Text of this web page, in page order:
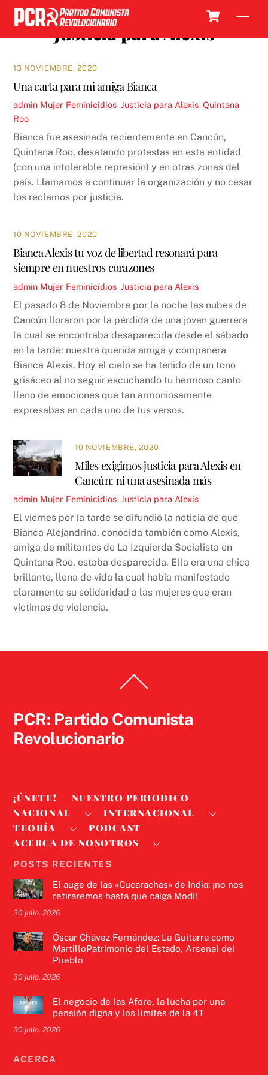
Skip
content
Justicia para Alexis
13 NOVIEMBRE, 2020
Una carta para mi amiga Bianca
admin Mujer Feminicidios ,Justicia para Alexis ,Quintana
Roo
Bianca fue asesinada recientemente en Cancún,
Quintana Roo, desatando protestas en esta entidad
(con una intolerable represión) y en otras zonas del
país. Llamamos a continuar la organización y no cesar
los reclamos por justicia.
10 NOVIEMBRE, 2020
Bianca Alexis tu voz de libertad resonará para
siempre en nuestros corazones
admin Mujer Feminicidios ,Justicia para Alexis
El pasado 8 de Noviembre por la noche las nubes de
Cancún lloraron por la pérdida de una joven guerrera
la cual se encontraba desaparecida desde el sábado
en la tarde: nuestra querida amiga y compañera
Bianca Alexis. Hoy el cielo se ha teñido de un tono
grisáceo al no seguir escuchando tu hermoso canto
lleno de emociones que tan armoniosamente
expresabas en cada uno de tus versos.
10 NOVIEMBRE, 2020
Miles exigimos justicia para Alexis en
Cancún: ni una asesinada más
admin Mujer Feminicidios ,Justicia para Alexis
El viernes por la tarde se difundió la noticia de que
Bianca Alejandrina, conocida también como Alexis,
amiga de militantes de La Izquierda Socialista en
Quintana Roo, estaba desparecida. Ella era una chica
brillante, llena de vida la cual había manifestado
claramente su solidaridad a las mujeres que eran
víctimas de violencia.
To
PCR: Partido Comunista
Revolucionario
¡ÚNETE!
NUESTRO PERIODICO
NACIONAL
INTERNACIONAL
TEORÍA
PODCAST
ACERCA DE NOSOTROS
POSTS RECIENTES
El auge de las «Cucarachas» de India: ¡no nos
retiraremos hasta que caiga Modi!
30 julio, 2026
Óscar Chávez Fernández: La Guitarra como
MartilloPatrimonio del Estado, Arsenal del
Pueblo
30 julio, 2026
El negocio de las Afore, la lucha por una
pensión digna y los límites de la 4T
30 julio, 2026
ACERCA